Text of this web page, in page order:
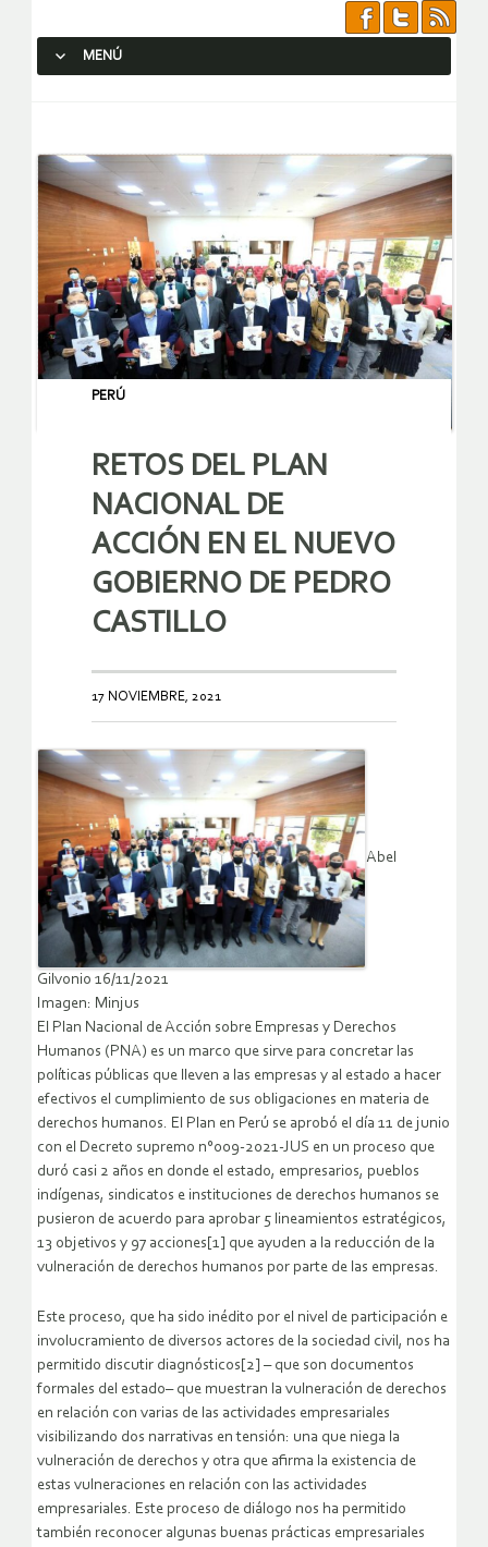
MENÚ
PERÚ
RETOS DEL PLAN
NACIONAL DE
ACCIÓN EN EL NUEVO
GOBIERNO DE PEDRO
CASTILLO
17 NOVIEMBRE, 2021
Abel
Gilvonio 16/11/2021
Imagen: Minjus
El Plan Nacional de Acción sobre Empresas y Derechos
Humanos (PNA) es un marco que sirve para concretar las
políticas públicas que lleven a las empresas y al estado a hacer
efectivos el cumplimiento de sus obligaciones en materia de
derechos humanos. El Plan en Perú se aprobó el día 11 de junio
con el Decreto supremo n°009-2021-JUS en un proceso que
duró casi 2 años en donde el estado, empresarios, pueblos
indígenas, sindicatos e instituciones de derechos humanos se
pusieron de acuerdo para aprobar 5 lineamientos estratégicos,
13 objetivos y 97 acciones[1] que ayuden a la reducción de la
vulneración de derechos humanos por parte de las empresas.
Este proceso, que ha sido inédito por el nivel de participación e
involucramiento de diversos actores de la sociedad civil, nos ha
permitido discutir diagnósticos[2] – que son documentos
formales del estado– que muestran la vulneración de derechos
en relación con varias de las actividades empresariales
visibilizando dos narrativas en tensión: una que niega la
vulneración de derechos y otra que afirma la existencia de
estas vulneraciones en relación con las actividades
empresariales. Este proceso de diálogo nos ha permitido
también reconocer algunas buenas prácticas empresariales